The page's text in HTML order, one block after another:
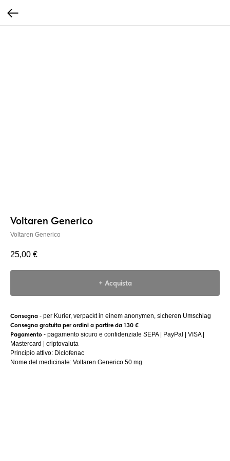
Voltaren Generico
Voltaren Generico
25,00 €
+ Acquista
Consegna - per Kurier, verpackt in einem anonymen, sicheren Umschlag
Consegna gratuita per ordini a partire da 130 €
Pagamento - pagamento sicuro e confidenziale SEPA | PayPal | VISA |
Mastercard | criptovaluta
Principio attivo: Diclofenac
Nome del medicinale: Voltaren Generico 50 mg